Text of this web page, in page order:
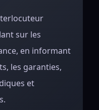
sur les
en informant
les garanties,
et